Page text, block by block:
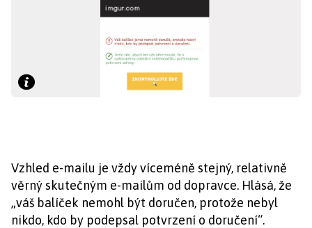
Vzhled e-mailu je vždy víceméně stejný, relativně
věrný skutečným e-mailům od dopravce. Hlásá, že
„váš balíček nemohl být doručen, protože nebyl
nikdo, kdo by podepsal potvrzení o doručení“.